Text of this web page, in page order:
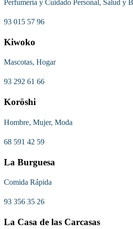
Perfumería y Cuidado Personal, Salud y
93 015 57 96
Kiwoko
Mascotas, Hogar
93 292 61 66
Koröshi
Hombre, Mujer, Moda
68 591 42 59
La Burguesa
Comida Rápida
93 356 35 26
La Casa de las Carcasas